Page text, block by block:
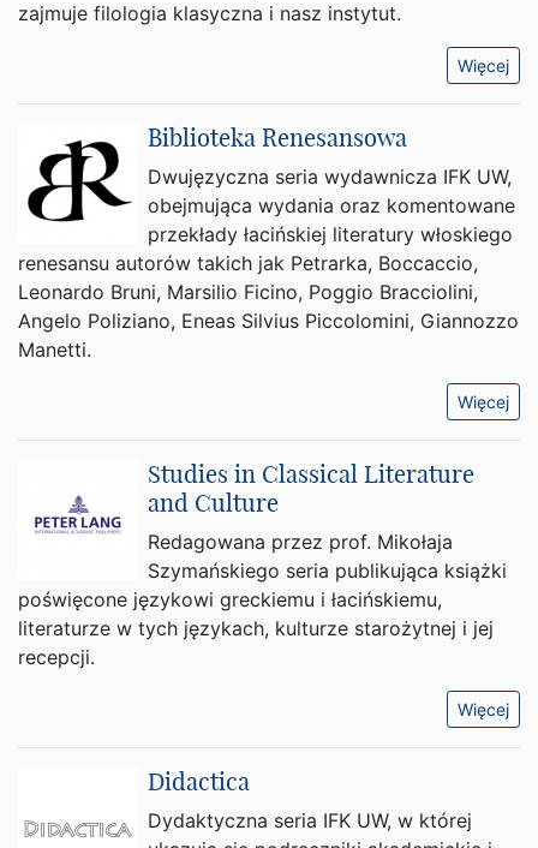
zajmuje filologia klasyczna i nasz instytut.
Więcej
Biblioteka Renesansowa
Dwujęzyczna seria wydawnicza IFK UW,
obejmująca wydania oraz komentowane
przekłady łacińskiej literatury włoskiego
renesansu autorów takich jak Petrarka, Boccaccio,
Leonardo Bruni, Marsilio Ficino, Poggio Bracciolini,
Angelo Poliziano, Eneas Silvius Piccolomini, Giannozzo
Manetti.
Więcej
Studies in Classical Literature
and Culture
Redagowana przez prof. Mikołaja
Szymańskiego seria publikująca książki
poświęcone językowi greckiemu i łacińskiemu,
literaturze w tych językach, kulturze starożytnej i jej
recepcji.
Więcej
Didactica
Dydaktyczna seria IFK UW, w której